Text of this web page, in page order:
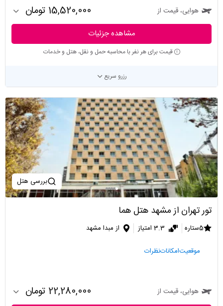
هوایی، قیمت از 15,520,000 تومان
مشاهده جزئیات
قیمت برای هر نفر با محاسبه حمل و نقل، هتل و خدمات
رزرو سریع
بررسی هتل
تور تهران از مشهد هتل هما
5ستاره 3.3 امتیاز از مبدا مشهد
موقعیتامکاناتنظرات
هوایی، قیمت از 22,280,000 تومان